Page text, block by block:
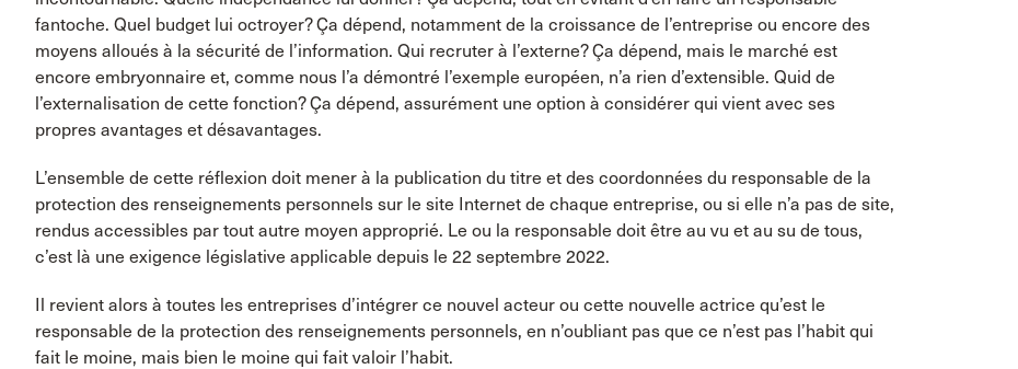
fantoche. Quel budget lui octroyer? Ça dépend, notamment de la croissance de l’entreprise ou encore des
moyens alloués à la sécurité de l’information. Qui recruter à l’externe? Ça dépend, mais le marché est
encore embryonnaire et, comme nous l’a démontré l’exemple européen, n’a rien d’extensible. Quid de
l’externalisation de cette fonction? Ça dépend, assurément une option à considérer qui vient avec ses
propres avantages et désavantages.
L’ensemble de cette réflexion doit mener à la publication du titre et des coordonnées du responsable de la
protection des renseignements personnels sur le site Internet de chaque entreprise, ou si elle n’a pas de site,
rendus accessibles par tout autre moyen approprié. Le ou la responsable doit être au vu et au su de tous,
c’est là une exigence législative applicable depuis le 22 septembre 2022.
Il revient alors à toutes les entreprises d’intégrer ce nouvel acteur ou cette nouvelle actrice qu’est le
responsable de la protection des renseignements personnels, en n’oubliant pas que ce n’est pas l’habit qui
fait le moine, mais bien le moine qui fait valoir l’habit.